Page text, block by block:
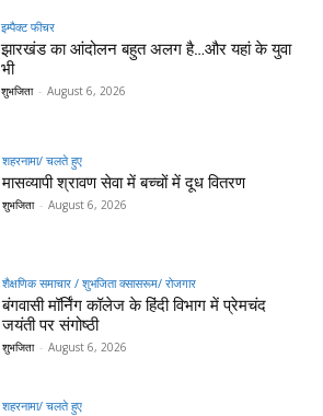
इम्पैक्ट फीचर
झारखंड का आंदोलन बहुत अलग है…और यहां के युवा
भी
शुभजिता - August 6, 2026
शहरनामा/ चलते हुए
मासव्यापी श्रावण सेवा में बच्चों में दूध वितरण
शुभजिता - August 6, 2026
शैक्षणिक समाचार / शुभजिता क्सासरूम/ रोजगार
बंगवासी मॉर्निंग कॉलेज के हिंदी विभाग में प्रेमचंद
जयंती पर संगोष्ठी
शुभजिता - August 6, 2026
शहरनामा/ चलते हुए